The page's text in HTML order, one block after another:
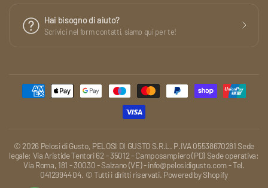
Hai bisogno di aiuto?
Scrivici nel form contatti, siamo qui per te!
© 2026 Pelosi di Gusto, PELOSI DI GUSTO S.R.L. P.IVA 05538670281 Sede
legale: Via Aristide Tentori 62 - 35012 - Camposampiero (PD) Sede operativa:
Via Roma, 181 - 30030 - Salzano (VE) - info@pelosidigusto.com - Tel.
0412994404. © Tutti i diritti riservati. Powered by Shopify